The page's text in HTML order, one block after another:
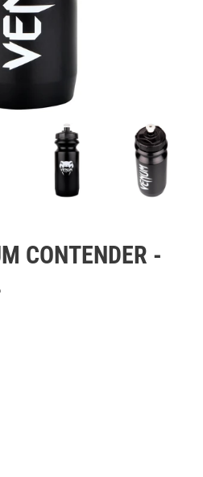
CONTENDER -